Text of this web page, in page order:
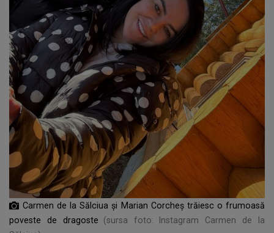
Carmen de la Sălciua și Marian Corcheș trăiesc o frumoasă
poveste de dragoste
(sursa foto: Instagram Carmen de la